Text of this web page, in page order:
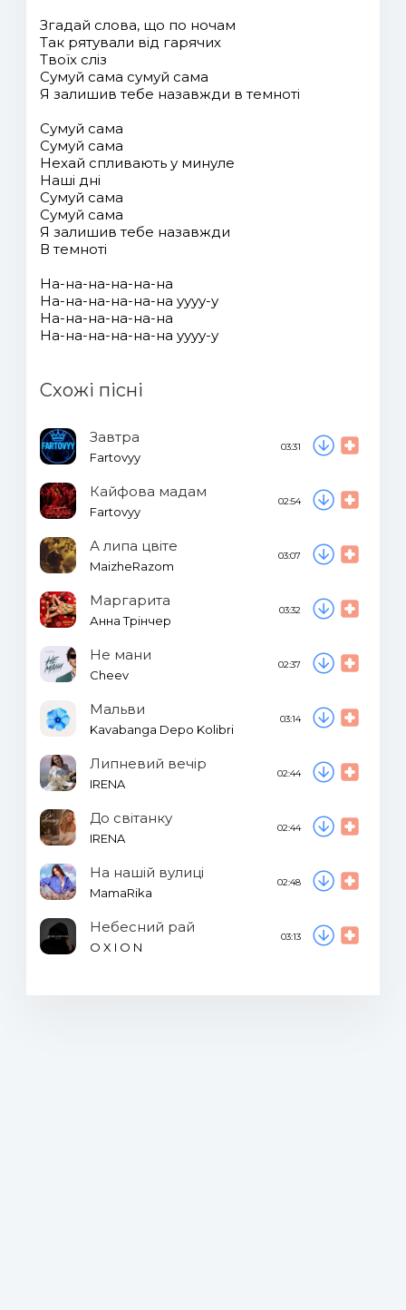
Згадай слова, що по ночам
Так рятували від гарячих
Твоїх сліз
Сумуй сама сумуй сама
Я залишив тебе назавжди в темноті
Сумуй сама
Сумуй сама
Нехай спливають у минуле
Наші дні
Сумуй сама
Сумуй сама
Я залишив тебе назавжди
В темноті
На-на-на-на-на-на
На-на-на-на-на-на уууу-у
На-на-на-на-на-на
На-на-на-на-на-на уууу-у
Схожі пісні
Завтра
Fartovyy
03:31
Кайфова мадам
Fartovyy
02:54
А липа цвіте
MaizheRazom
03:07
Маргарита
Анна Трінчер
03:32
Не мани
Cheev
02:37
Мальви
Kavabanga Depo Kolibri
03:14
Липневий вечір
IRENA
02:44
До світанку
IRENA
02:44
На нашій вулиці
MamaRika
02:48
Небесний рай
O X I O N
03:13